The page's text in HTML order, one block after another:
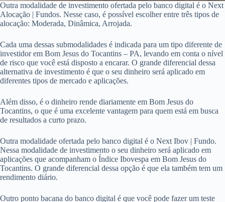
Outra modalidade de investimento ofertada pelo banco digital é o Next
Alocação | Fundos. Nesse caso, é possível escolher entre três tipos de
alocação: Moderada, Dinâmica, Arrojada.
Cada uma dessas submodalidades é indicada para um tipo diferente de
investidor em Bom Jesus do Tocantins – PA, levando em conta o nível
de risco que você está disposto a encarar. O grande diferencial dessa
alternativa de investimento é que o seu dinheiro será aplicado em
diferentes tipos de mercado e aplicações.
Além disso, é o dinheiro rende diariamente em Bom Jesus do
Tocantins, o que é uma excelente vantagem para quem está em busca
de resultados a curto prazo.
Outra modalidade ofertada pelo banco digital é o Next Ibov | Fundo.
Nessa modalidade de investimento o seu dinheiro será aplicado em
aplicações que acompanham o Índice Ibovespa em Bom Jesus do
Tocantins. O grande diferencial dessa opção é que ela também tem um
rendimento diário.
Outro ponto bacana do banco digital é que você pode fazer um teste